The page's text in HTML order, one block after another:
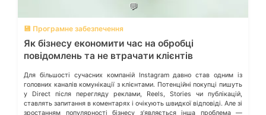
💬
💾 Програмне забезпечення
Як бізнесу економити час на обробці
повідомлень та не втрачати клієнтів
Для більшості сучасних компаній Instagram давно став одним із
головних каналів комунікації з клієнтами. Потенційні покупці пишуть
у Direct після перегляду реклами, Reels, Stories чи публікацій,
ставлять запитання в коментарях і очікують швидкої відповіді. Але зі
зростанням популярності бізнесу з’являється інша проблема —